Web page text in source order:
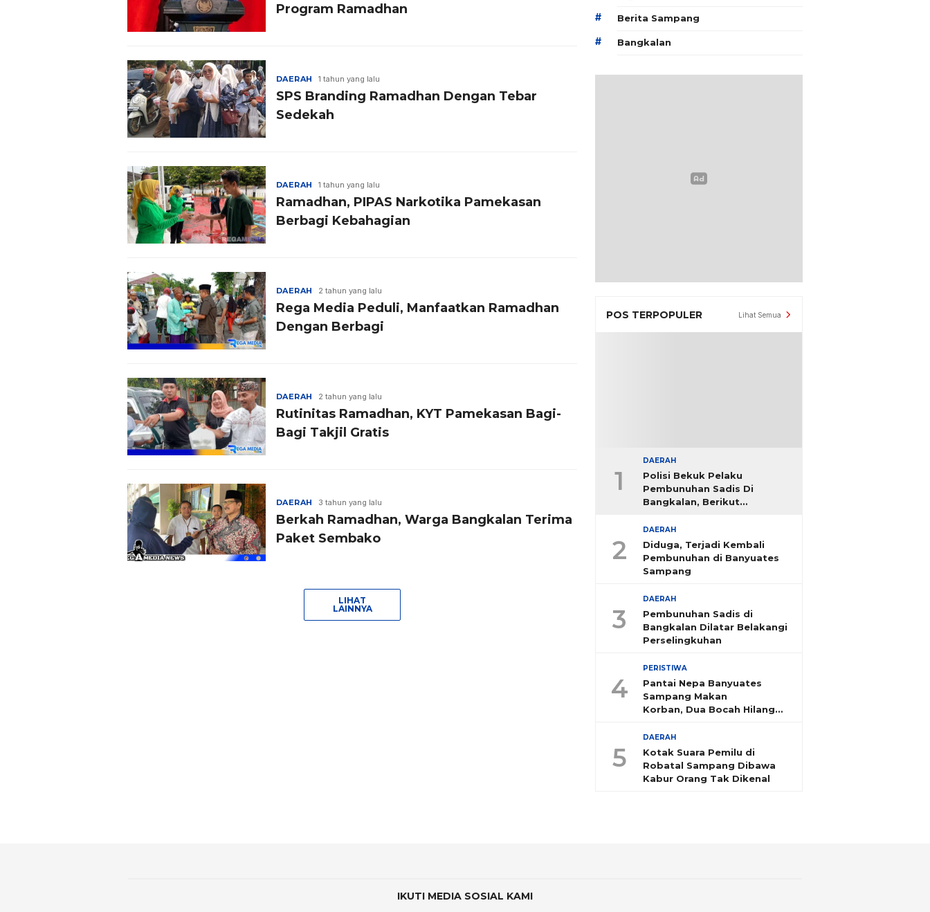
Program Ramadhan
DAERAH 1 tahun yang lalu
SPS Branding Ramadhan Dengan Tebar
Sedekah
DAERAH 1 tahun yang lalu
Ramadhan, PIPAS Narkotika Pamekasan
Berbagi Kebahagian
DAERAH 2 tahun yang lalu
Rega Media Peduli, Manfaatkan Ramadhan
Dengan Berbagi
DAERAH 2 tahun yang lalu
Rutinitas Ramadhan, KYT Pamekasan Bagi-
Bagi Takjil Gratis
DAERAH 3 tahun yang lalu
Berkah Ramadhan, Warga Bangkalan Terima
Paket Sembako
LIHAT
LAINNYA
# Berita Sampang
# Bangkalan
POS TERPOPULER Lihat Semua
1
DAERAH
Polisi Bekuk Pelaku
Pembunuhan Sadis Di
Bangkalan, Berikut
2
DAERAH
Diduga, Terjadi Kembali
Pembunuhan di Banyuates
Sampang
3
DAERAH
Pembunuhan Sadis di
Bangkalan Dilatar Belakangi
Perselingkuhan
4
PERISTIWA
Pantai Nepa Banyuates
Sampang Makan
Korban, Dua Bocah Hilang
5
DAERAH
Kotak Suara Pemilu di
Robatal Sampang Dibawa
Kabur Orang Tak Dikenal
IKUTI MEDIA SOSIAL KAMI